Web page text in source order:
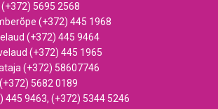
5695 2568
(+372) 445 1968
(+372) 445 9464
(+372) 445 1965
(+372) 58607746
5682 0189
445 9463, (+372) 5344 5246